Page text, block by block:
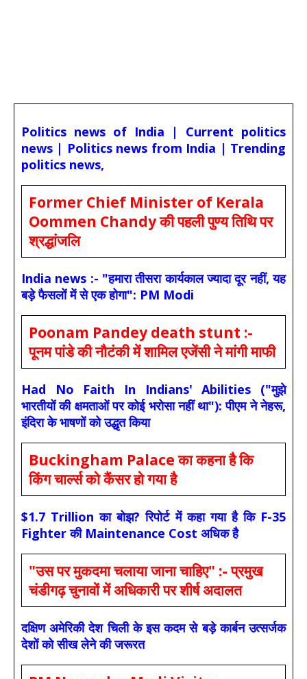
Politics news of India | Current politics
news | Politics news from India | Trending
politics news,
Former Chief Minister of Kerala
Oommen Chandy की पहली पुण्य तिथि पर
श्रद्धांजलि
India news :- "हमारा तीसरा कार्यकाल ज्यादा दूर नहीं, यह
बड़े फैसलों में से एक होगा": PM Modi
Poonam Pandey death stunt :-
पूनम पांडे की नौटंकी में शामिल एजेंसी ने मांगी माफी
Had No Faith In Indians' Abilities ("मुझे
भारतीयों की क्षमताओं पर कोई भरोसा नहीं था"): पीएम ने नेहरू,
इंदिरा के भाषणों को उद्धृत किया
Buckingham Palace का कहना है कि
किंग चार्ल्स को कैंसर हो गया है
$1.7 Trillion का बोझ? रिपोर्ट में कहा गया है कि F-35
Fighter की Maintenance Cost अधिक है
"उस पर मुकदमा चलाया जाना चाहिए" :- प्रमुख
चंडीगढ़ चुनावों में अधिकारी पर शीर्ष अदालत
दक्षिण अमेरिकी देश चिली के इस कदम से बड़े कार्बन उत्सर्जक
देशों को सीख लेने की जरूरत